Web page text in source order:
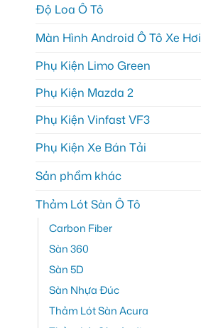
Độ Loa Ô Tô
Màn Hình Android Ô Tô Xe Hơi
Phụ Kiện Limo Green
Phụ Kiện Mazda 2
Phụ Kiện Vinfast VF3
Phụ Kiện Xe Bán Tải
Sản phẩm khác
Thảm Lót Sàn Ô Tô
Carbon Fiber
Sàn 360
Sàn 5D
Sàn Nhựa Đúc
Thảm Lót Sàn Acura